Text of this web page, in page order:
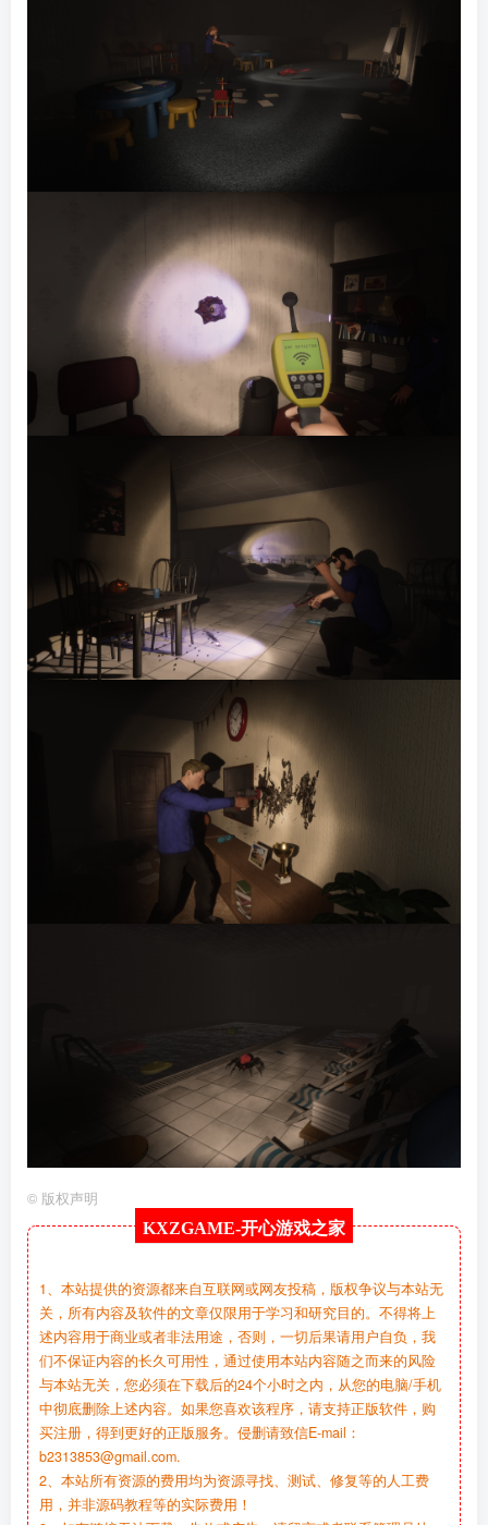
© 版权声明
KXZGAME-开心游戏之家
1、本站提供的资源都来自互联网或网友投稿，版权争议与本站无
关，所有内容及软件的文章仅限用于学习和研究目的。不得将上
述内容用于商业或者非法用途，否则，一切后果请用户自负，我
们不保证内容的长久可用性，通过使用本站内容随之而来的风险
与本站无关，您必须在下载后的24个小时之内，从您的电脑/手机
中彻底删除上述内容。如果您喜欢该程序，请支持正版软件，购
买注册，得到更好的正版服务。侵删请致信E-mail：
b2313853@gmail.com.
2、本站所有资源的费用均为资源寻找、测试、修复等的人工费
用，并非源码教程等的实际费用！